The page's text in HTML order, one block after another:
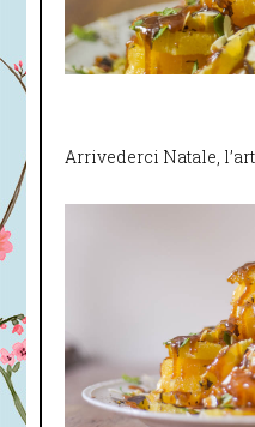
Arrivederci Natale,